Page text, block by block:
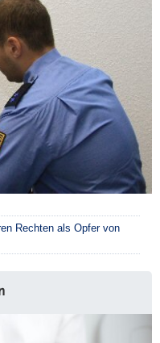
Rechten als Opfer von